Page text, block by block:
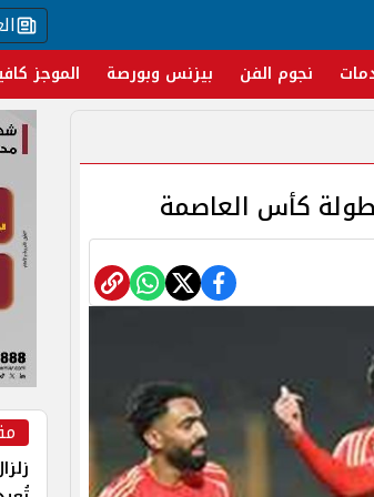
نجوم الفن بيزنس وبورصة الموجز
كأس العاصمة